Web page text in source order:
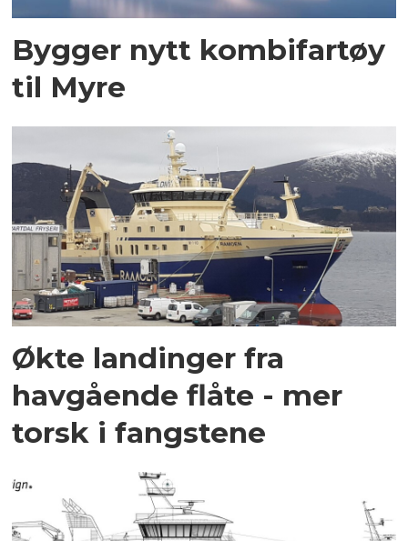
Bygger nytt kombifartøy
til Myre
Økte landinger fra
havgående flåte - mer
torsk i fangstene